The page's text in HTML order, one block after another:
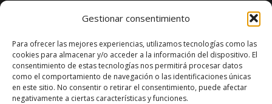
Gestionar consentimiento
Para ofrecer las mejores experiencias, utilizamos tecnologías como las
cookies para almacenar y/o acceder a la información del dispositivo. El
consentimiento de estas tecnologías nos permitirá procesar datos
como el comportamiento de navegación o las identificaciones únicas
en este sitio. No consentir o retirar el consentimiento, puede afectar
negativamente a ciertas características y funciones.
Jornada técnica: Aflatoxinas en maíz
28/05/2026
Cubiertas vegetales entre frutales: una asociación
beneficiosa
27/05/2026